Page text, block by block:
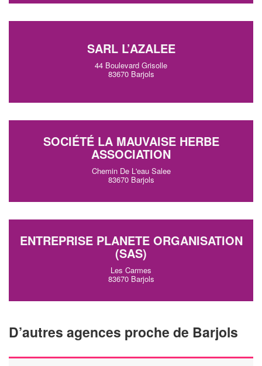
SARL L’AZALEE
44 Boulevard Grisolle
83670 Barjols
SOCIÉTÉ LA MAUVAISE HERBE
ASSOCIATION
Chemin De L'eau Salee
83670 Barjols
ENTREPRISE PLANETE ORGANISATION
(SAS)
Les Carmes
83670 Barjols
D’autres agences proche de Barjols